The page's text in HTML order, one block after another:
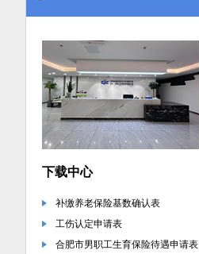
下载中心
补缴养老保险基数确认表
工伤认定申请表
合肥市男职工生育保险待遇申请表